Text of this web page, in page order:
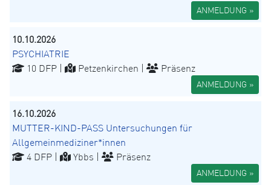
ANMELDUNG »
10.10.2026
PSYCHIATRIE
10 DFP |
Petzenkirchen | Präsenz
ANMELDUNG »
16.10.2026
MUTTER-KIND-PASS Untersuchungen für
Allgemeinmediziner*innen
4 DFP |
Ybbs | Präsenz
ANMELDUNG »